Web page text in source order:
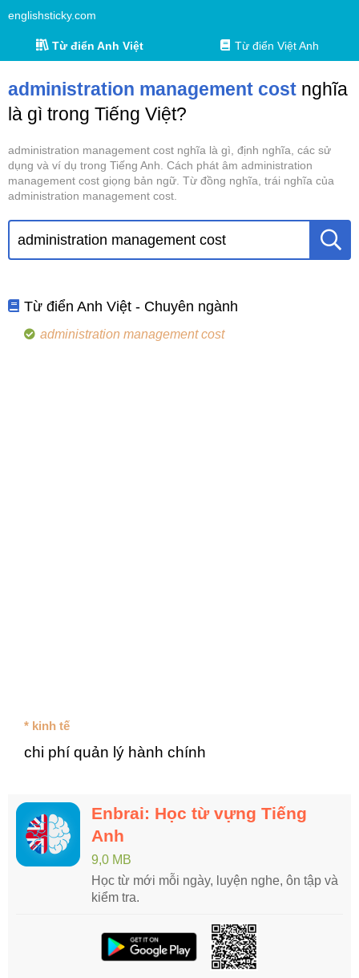
englishsticky.com
Từ điển Anh Việt Từ điển Việt Anh
administration management cost nghĩa
là gì trong Tiếng Việt?
administration management cost nghĩa là gì, định nghĩa, các sử
dụng và ví dụ trong Tiếng Anh. Cách phát âm administration
management cost giọng bản ngữ. Từ đồng nghĩa, trái nghĩa của
administration management cost.
Từ điển Anh Việt - Chuyên ngành
administration management cost
* kinh tế
chi phí quản lý hành chính
Enbrai: Học từ vựng Tiếng
Anh
9,0 MB
Học từ mới mỗi ngày, luyện nghe, ôn tập và
kiểm tra.